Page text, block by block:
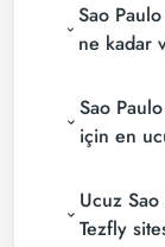
bileti
arayarak
biletlerini
Sao
ne kadar
havayolu
değişiklik
bilet
Sao
için en
Ucuz
Tezfly